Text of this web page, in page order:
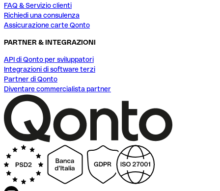
FAQ & Servizio clienti
Richiedi una consulenza
Assicurazione carte Qonto
PARTNER & INTEGRAZIONI
API di Qonto per sviluppatori
Integrazioni di software terzi
Partner di Qonto
Diventare commercialista partner